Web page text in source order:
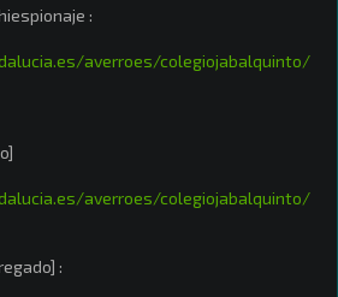
:
averroes/colegiojabalquinto/
averroes/colegiojabalquinto/
: